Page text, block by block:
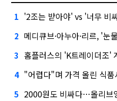
1 '2조는 받아야' vs '너무
2 메디큐브·아누아·리르, '눈
3 홈플러스의 'K트레이더조
4 "어렵다"며 가격 올린 식
5 2000원도 비싸다…올리브영,